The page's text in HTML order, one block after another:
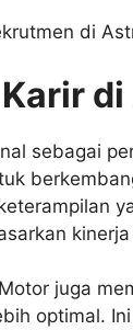
di
sebagai
juga
optimal.